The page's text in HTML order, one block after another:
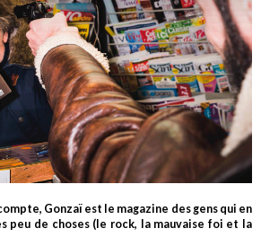
Gonzaï est le magazine des gens qui en
peu de choses (le rock, la mauvaise foi et la